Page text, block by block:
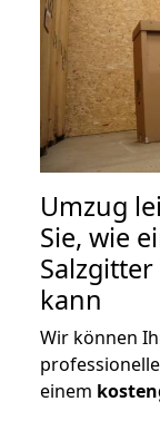
Umzug
Sie, wie
kann
Wir können
einem